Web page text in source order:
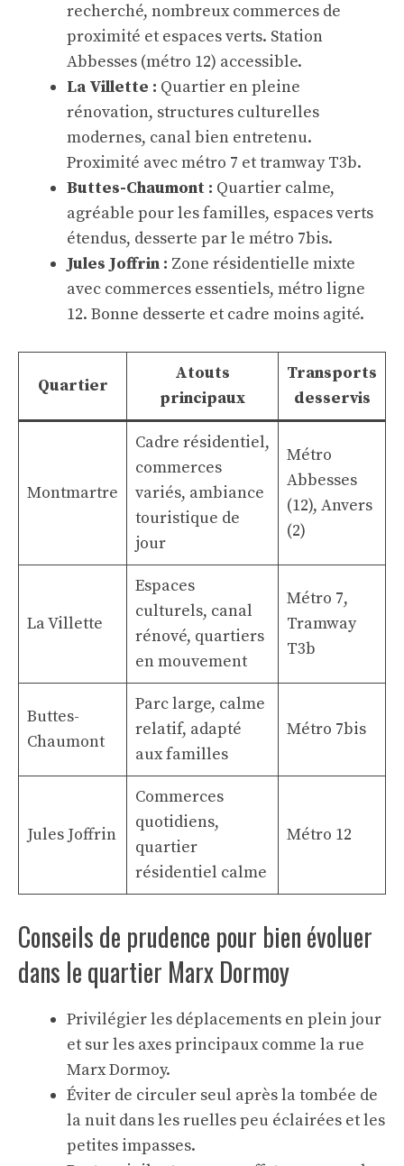
recherché, nombreux commerces de
proximité et espaces verts. Station
Abbesses (métro 12) accessible.
La Villette : Quartier en pleine
rénovation, structures culturelles
modernes, canal bien entretenu.
Proximité avec métro 7 et tramway T3b.
Buttes-Chaumont : Quartier calme,
agréable pour les familles, espaces verts
étendus, desserte par le métro 7bis.
Jules Joffrin : Zone résidentielle mixte
avec commerces essentiels, métro ligne
12. Bonne desserte et cadre moins agité.
Quartier
Atouts
principaux
Transports
desservis
Montmartre
Cadre résidentiel,
commerces
variés, ambiance
touristique de
jour
Métro
Abbesses
(12), Anvers
(2)
La Villette
Espaces
culturels, canal
rénové, quartiers
en mouvement
Métro 7,
Tramway
T3b
Buttes-
Chaumont
Parc large, calme
relatif, adapté
aux familles
Métro 7bis
Jules Joffrin
Commerces
quotidiens,
quartier
résidentiel calme
Métro 12
Conseils de prudence pour bien évoluer
dans le quartier Marx Dormoy
Privilégier les déplacements en plein jour
et sur les axes principaux comme la rue
Marx Dormoy.
Éviter de circuler seul après la tombée de
la nuit dans les ruelles peu éclairées et les
petites impasses.